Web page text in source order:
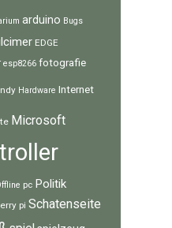
arduino Bugs
EDGE
esp8266 fotografie
Hardware Internet
Microsoft
pc Politik
pi Schatenseite